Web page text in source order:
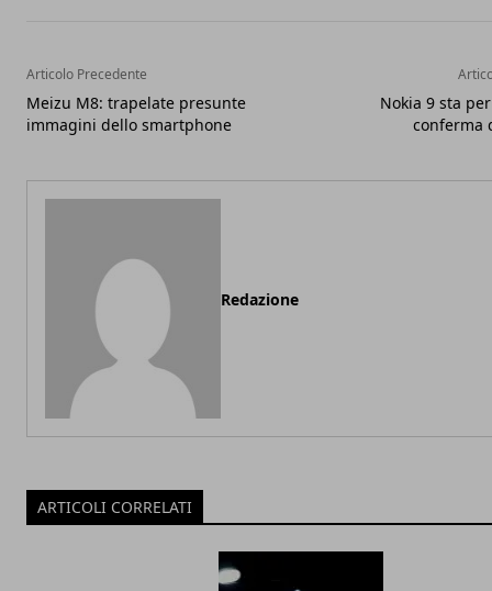
Articolo Precedente
Meizu M8: trapelate presunte
immagini dello smartphone
Nokia 9 sta
conferma
Redazione
ARTICOLI CORRELATI